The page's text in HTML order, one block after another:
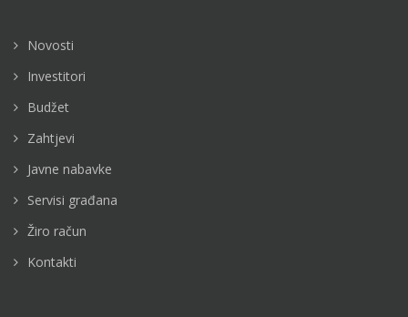
Novosti
Investitori
Budžet
Zahtjevi
Javne nabavke
Servisi građana
Žiro račun
Kontakti